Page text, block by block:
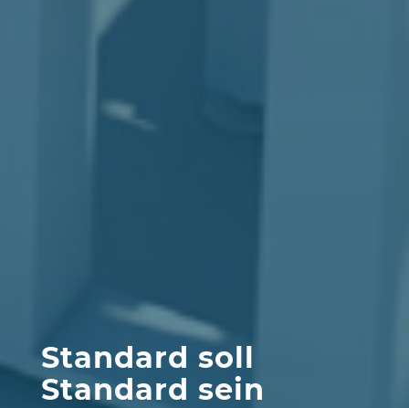
Standard soll
Standard sein